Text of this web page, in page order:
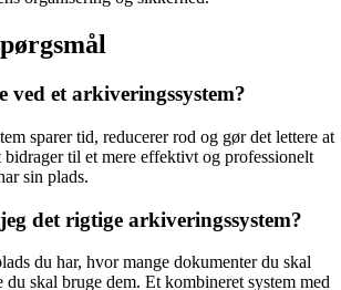
ved et arkiveringssystem?
sparer tid, reducerer rod og gør det lettere at
til et mere effektivt og professionelt
sin plads.
det rigtige arkiveringssystem?
du har, hvor mange dokumenter du skal
skal bruge dem. Et kombineret system med